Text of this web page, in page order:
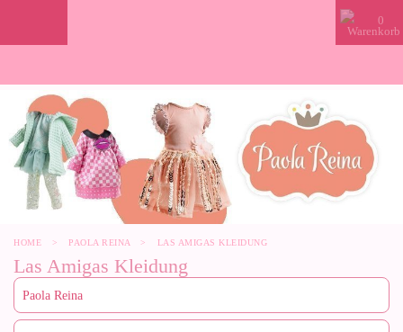
0
HOME > PAOLA REINA > LAS AMIGAS KLEIDUNG
Las Amigas Kleidung